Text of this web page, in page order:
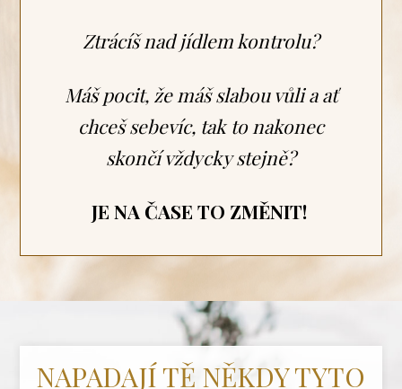
Ztrácíš nad jídlem kontrolu?
Máš pocit, že máš slabou vůli a ať
chceš sebevíc, tak to nakonec
skončí vždycky stejně?
JE NA ČASE TO ZMĚNIT!
NAPADAJÍ TĚ NĚKDY TYTO